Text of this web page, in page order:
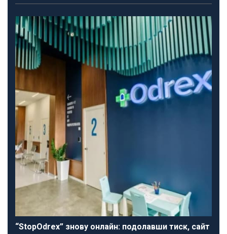
“StopOdrex” знову онлайн: подолавши тиск, сайт